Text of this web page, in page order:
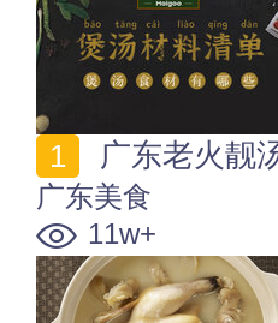
广东老火靓
广东美食
11w+